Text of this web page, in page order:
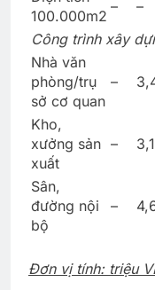
100.000m2
– –
Công trình xây
Nhà văn
phòng/trụ
sở cơ quan
–
Kho,
xưởng sản
xuất
– 3,1
Sân,
đường nội
bộ
–
Đơn vị tính: triệu